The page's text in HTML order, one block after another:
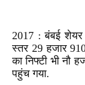
2017 : बंबई
स्तर 29 हजार
का निफ्टी भी
पहुंच गया.